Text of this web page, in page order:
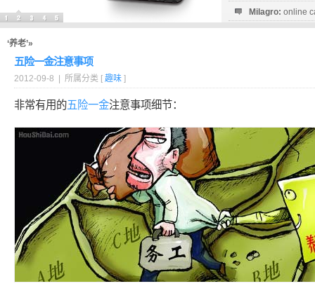
Milagro: online
‘养老’»
五险一金注意事项
2012-09-8 | 所属分类 [ 趣味 ]
非常有用的五险一金注意事项细节：